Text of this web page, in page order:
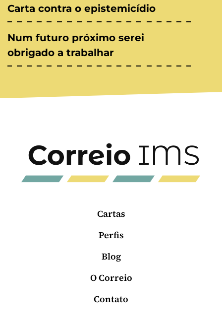
Carta contra o epistemicídio
Num futuro próximo serei
obrigado a trabalhar
Cartas
Perfis
Blog
O Correio
Contato